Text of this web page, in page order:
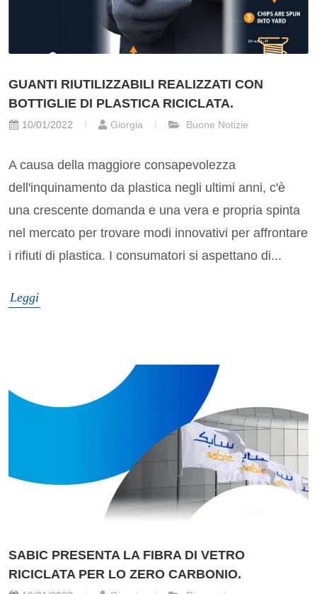
GUANTI RIUTILIZZABILI REALIZZATI CON
BOTTIGLIE DI PLASTICA RICICLATA.
10/01/2022 Giorgia Buone Notizie
A causa della maggiore consapevolezza
dell'inquinamento da plastica negli ultimi anni, c'è
una crescente domanda e una vera e propria spinta
nel mercato per trovare modi innovativi per affrontare
i rifiuti di plastica. I consumatori si aspettano di...
Leggi
SABIC PRESENTA LA FIBRA DI VETRO
RICICLATA PER LO ZERO CARBONIO.